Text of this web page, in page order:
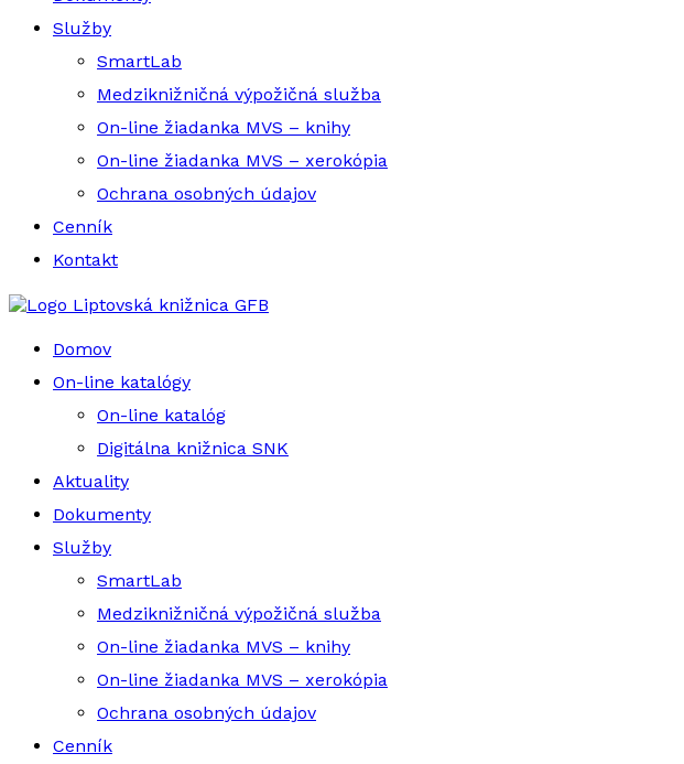
Služby
SmartLab
Medziknižničná výpožičná služba
On-line žiadanka MVS – knihy
On-line žiadanka MVS – xerokópia
Ochrana osobných údajov
Cenník
Kontakt
Liptovská knižnica GFB
Domov
On-line katalógy
On-line katalóg
Digitálna knižnica SNK
Aktuality
Dokumenty
Služby
SmartLab
Medziknižničná výpožičná služba
On-line žiadanka MVS – knihy
On-line žiadanka MVS – xerokópia
Ochrana osobných údajov
Cenník